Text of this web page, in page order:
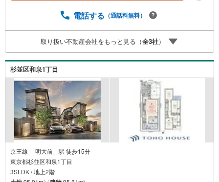
（居住中物件）の手配が必要な場合がございますのでご容
案内が可能となりますのでお手数ですがご一報ください。
◆物件のご案内は◆弊社へのご来社、お客様宅へのお迎
え・最寄駅での待ち合わせ、物件周辺のコンビニ等でお待
ち合わせなど、ご希望をお伝えください。ご希望条件をお
伝え頂けましたら、ご見学希望物件以外の資料も用意して
参ります。もちろん他の物件も併せてご案内させていただ
きます。
電話する （通話料無料）
取り扱い不動産会社をもっと見る（全3社）
杉並区和泉1丁目
京王線 「明大前」駅 徒歩15分
東京都杉並区和泉1丁目
3SLDK / 地上2階